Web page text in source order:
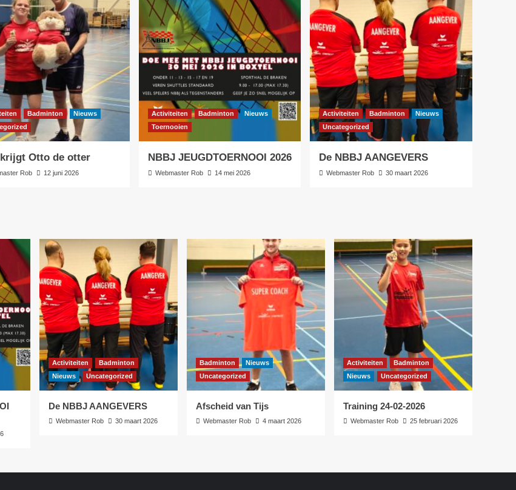
Badminton
Nieuws
Otto de otter
Rob 12 juni 2026
Activiteiten Badminton
Nieuws
Toernooien
NBBJ JEUGDTOERNOOI 2026
Webmaster Rob 14 mei 2026
Activiteiten Badminton
Nieuws
Uncategorized
De NBBJ AANGEVERS
Webmaster Rob 30 maart 2026
Activiteiten
Badminton
Nieuws
Uncategorized
De NBBJ AANGEVERS
Webmaster Rob 30 maart 2026
Badminton
Nieuws
Uncategorized
Afscheid van Tijs
Webmaster Rob 4 maart 2026
Activiteiten
Badminton
Nieuws
Uncategorized
Training 24-02-2026
Webmaster Rob 25 februari 2026